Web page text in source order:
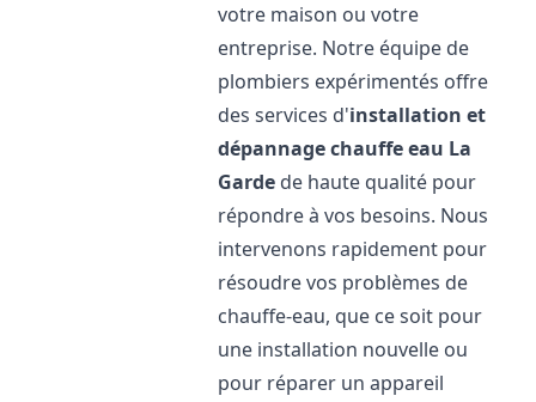
votre maison ou votre
entreprise. Notre équipe de
plombiers expérimentés offre
des services d'installation et
dépannage chauffe eau La
Garde de haute qualité pour
répondre à vos besoins. Nous
intervenons rapidement pour
résoudre vos problèmes de
chauffe-eau, que ce soit pour
une installation nouvelle ou
pour réparer un appareil